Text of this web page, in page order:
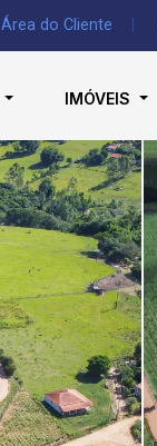
Área do Cliente
IMÓVEIS